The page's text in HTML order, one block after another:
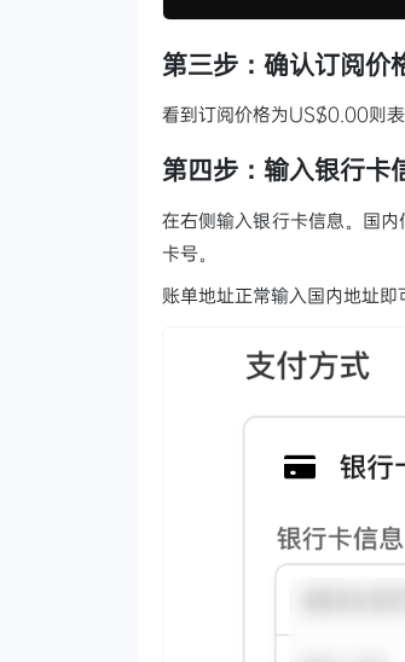
第三步：确认订阅价
看到订阅价格为US$0.00则表
第四步：输入银行卡
在右侧输入银行卡信息。国
卡号。
账单地址正常输入国内地址即